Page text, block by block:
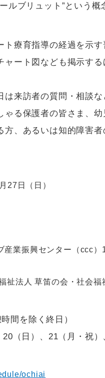
ルブリュット”という
療育指導の経過を示
ャート図なども掲示す
来訪者の質問・相談な
る保護者の皆さま、
、あるいは知的障害
27日（日）
産業振興センター（ccc）
祉法人 草笛の会・社会
間を除く終日）
（日）、21（月・祝）
ochiai